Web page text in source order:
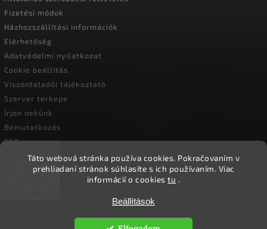
Táto webová stránka používa cookies. Pokračovaním v
prehliadaní stránok súhlasíte s ich používaním. Viac
informácií o cookiestu .
Beállítások
Fizetési módok
Házhozszállítási információk
Elérhetőség
Adatvédelmi nyilatkozat
Cookie beállítás
Viszonteladói tájékoztató
Szerver terkepe
Írjon nekünk
Bemutatkozás
FAQ
Vásárlási útmutató
Ökoember. Minden jog fenntartva.
Süti beállítások szerkesztése